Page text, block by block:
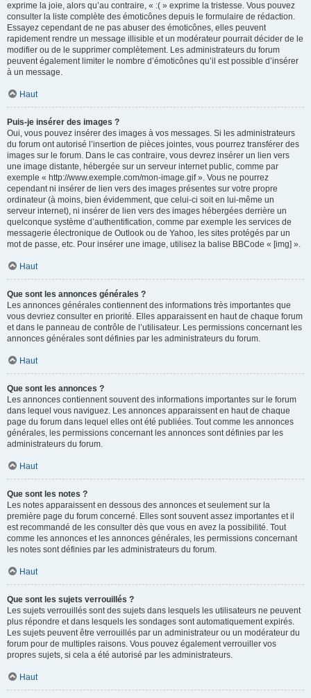
exprime la joie, alors qu’au contraire, « :( » exprime la tristesse. Vous pouvez
consulter la liste complète des émoticônes depuis le formulaire de rédaction.
Essayez cependant de ne pas abuser des émoticônes, elles peuvent
rapidement rendre un message illisible et un modérateur pourrait décider de le
modifier ou de le supprimer complètement. Les administrateurs du forum
peuvent également limiter le nombre d’émoticônes qu’il est possible d’insérer
à un message.
Haut
Puis-je insérer des images ?
Oui, vous pouvez insérer des images à vos messages. Si les administrateurs
du forum ont autorisé l’insertion de pièces jointes, vous pourrez transférer des
images sur le forum. Dans le cas contraire, vous devrez insérer un lien vers
une image distante, hébergée sur un serveur internet public, comme par
exemple « http://www.exemple.com/mon-image.gif ». Vous ne pourrez
cependant ni insérer de lien vers des images présentes sur votre propre
ordinateur (à moins, bien évidemment, que celui-ci soit en lui-même un
serveur internet), ni insérer de lien vers des images hébergées derrière un
quelconque système d’authentification, comme par exemple les services de
messagerie électronique de Outlook ou de Yahoo, les sites protégés par un
mot de passe, etc. Pour insérer une image, utilisez la balise BBCode « [img] ».
Haut
Que sont les annonces générales ?
Les annonces générales contiennent des informations très importantes que
vous devriez consulter en priorité. Elles apparaissent en haut de chaque forum
et dans le panneau de contrôle de l’utilisateur. Les permissions concernant les
annonces générales sont définies par les administrateurs du forum.
Haut
Que sont les annonces ?
Les annonces contiennent souvent des informations importantes sur le forum
dans lequel vous naviguez. Les annonces apparaissent en haut de chaque
page du forum dans lequel elles ont été publiées. Tout comme les annonces
générales, les permissions concernant les annonces sont définies par les
administrateurs du forum.
Haut
Que sont les notes ?
Les notes apparaissent en dessous des annonces et seulement sur la
première page du forum concerné. Elles sont souvent assez importantes et il
est recommandé de les consulter dès que vous en avez la possibilité. Tout
comme les annonces et les annonces générales, les permissions concernant
les notes sont définies par les administrateurs du forum.
Haut
Que sont les sujets verrouillés ?
Les sujets verrouillés sont des sujets dans lesquels les utilisateurs ne peuvent
plus répondre et dans lesquels les sondages sont automatiquement expirés.
Les sujets peuvent être verrouillés par un administrateur ou un modérateur du
forum pour de multiples raisons. Vous pouvez également verrouiller vos
propres sujets, si cela a été autorisé par les administrateurs.
Haut